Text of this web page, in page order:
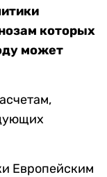
которых
может
Европейским